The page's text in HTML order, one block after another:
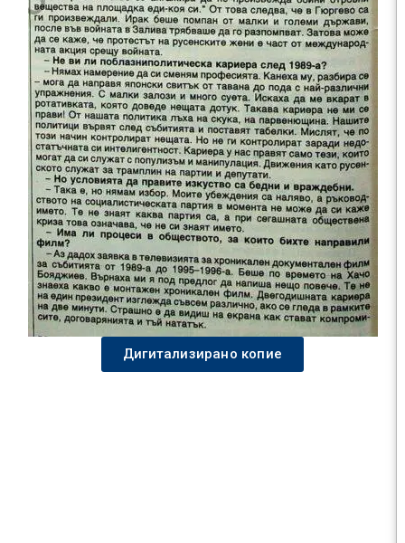
Дигитализирано копие